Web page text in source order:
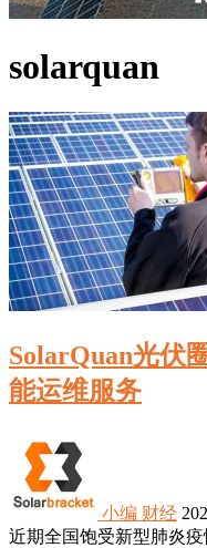
solarquan
SolarQuan光伏
能运维服务
小编 财经
近期全国饱受新型肺炎